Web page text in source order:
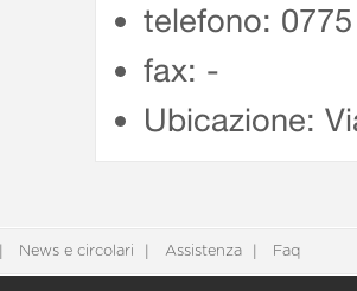
telefono:
fax: -
Ubicazione:
News e circolari Assistenza Faq